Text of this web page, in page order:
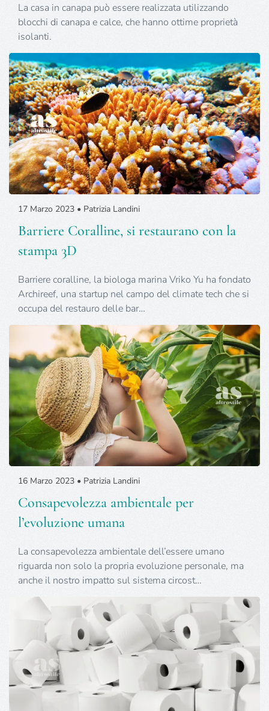
La casa in canapa può essere realizzata utilizzando
blocchi di canapa e calce, che hanno ottime proprietà
isolanti.
17 Marzo 2023 • Patrizia Landini
Barriere Coralline, si restaurano con la
stampa 3D
Barriere coralline, la biologa marina Vriko Yu ha fondato
Archireef, una startup nel campo del climate tech che si
occupa del restauro delle bar…
16 Marzo 2023 • Patrizia Landini
Consapevolezza ambientale per
l’evoluzione umana
La consapevolezza ambientale dell’essere umano
riguarda non solo la propria evoluzione personale, ma
anche il nostro impatto sul sistema circost…